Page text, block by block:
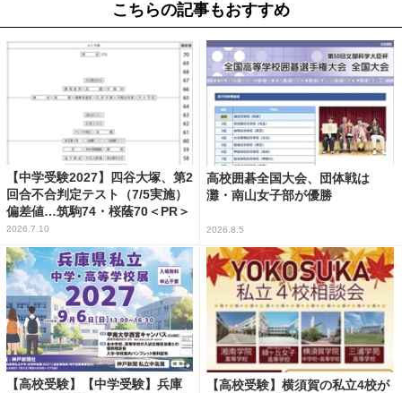
こちらの記事もおすすめ
【中学受験2027】四谷大塚、第2
回合不合判定テスト（7/5実施）
偏差値…筑駒74・桜蔭70＜PR＞
2026.7.10
高校囲碁全国大会、団体戦は
灘・南山女子部が優勝
2026.8.5
【高校受験】【中学受験】兵庫
【高校受験】横須賀の私立4校が